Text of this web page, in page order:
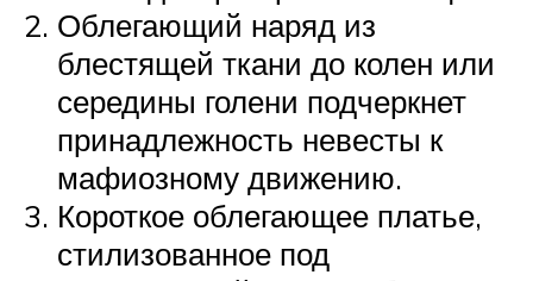
Облегающий наряд из
блестящей ткани до колен или
середины голени подчеркнет
принадлежность невесты к
мафиозному движению.
Короткое облегающее платье,
стилизованное под